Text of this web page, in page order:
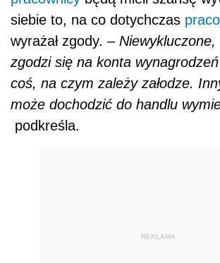
siebie to, na co dotychczas
wyrażał zgody. –
zgodzi się na konta
coś, na czym zależy załodze.
może dochodzić do handlu
podkreśla.
REKLAMA